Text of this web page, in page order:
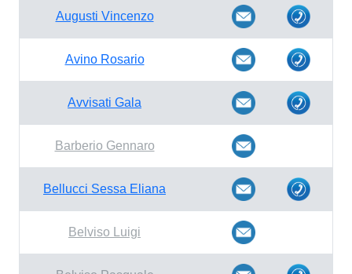
Augusti Vincenzo
Avino Rosario
Avvisati Gala
Barberio Gennaro
Bellucci Sessa Eliana
Belviso Luigi